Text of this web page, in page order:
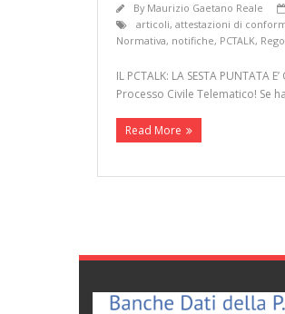
By Maurizio Gaetano Reale
articoli, attestazioni di
Normativa, notifiche, PCTALK,
IL PCTALK: LA SESTA
Processo Civile Telematico! Se
Read More